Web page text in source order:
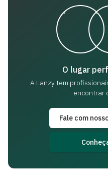
O lugar
A Lanzy tem
encontrar
Fale com